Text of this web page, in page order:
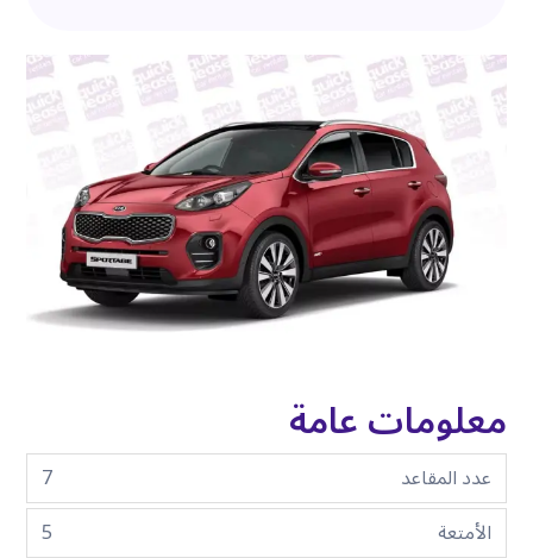
معلومات عامة
عدد المقاعد
7
الأمتعة
5